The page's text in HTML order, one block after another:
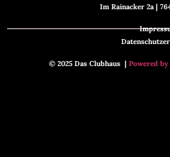
© 2025 Das Clubhaus | Powered
Im Rainacker 2a |